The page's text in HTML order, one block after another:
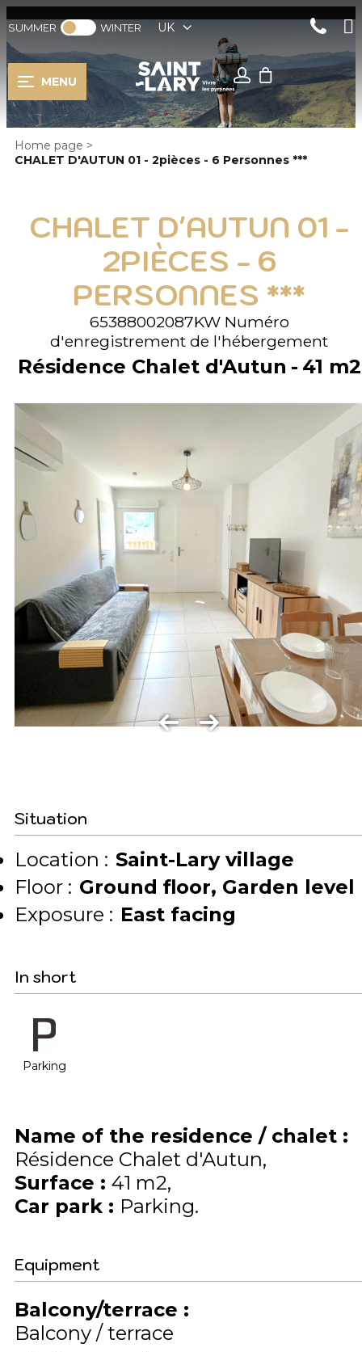
SUMMER WINTER UK
MENU
Home page >
CHALET D'AUTUN 01 - 2pièces - 6 Personnes ***
CHALET D'AUTUN 01 -
2PIÈCES - 6
PERSONNES ***
65388002087KW Numéro
d'enregistrement de l'hébergement
Résidence Chalet d'Autun 41 m2
Situation
Location : Saint-Lary village
Floor : Ground floor Garden level
Exposure : East facing
In short
Parking
Name of the residence / chalet :
Résidence Chalet d'Autun
Surface : 41 m2
Car park : Parking
Equipment
Balcony/terrace :
Balcony / terrace